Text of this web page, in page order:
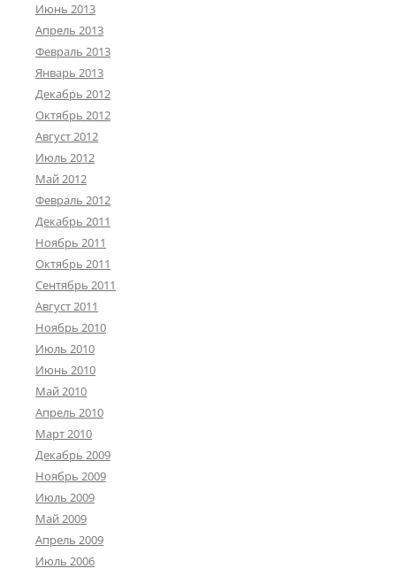
Июнь 2013
Апрель 2013
Февраль 2013
Январь 2013
Декабрь 2012
Октябрь 2012
Август 2012
Июль 2012
Май 2012
Февраль 2012
Декабрь 2011
Ноябрь 2011
Октябрь 2011
Сентябрь 2011
Август 2011
Ноябрь 2010
Июль 2010
Июнь 2010
Май 2010
Апрель 2010
Март 2010
Декабрь 2009
Ноябрь 2009
Июль 2009
Май 2009
Апрель 2009
Июль 2006